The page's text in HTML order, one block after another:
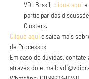
VDI-Brasil, clique aqui e
participar das
Clusters.
Clique aqui e saiba mais
de Processos
Em caso de dúvidas, contate
através do e-mail: